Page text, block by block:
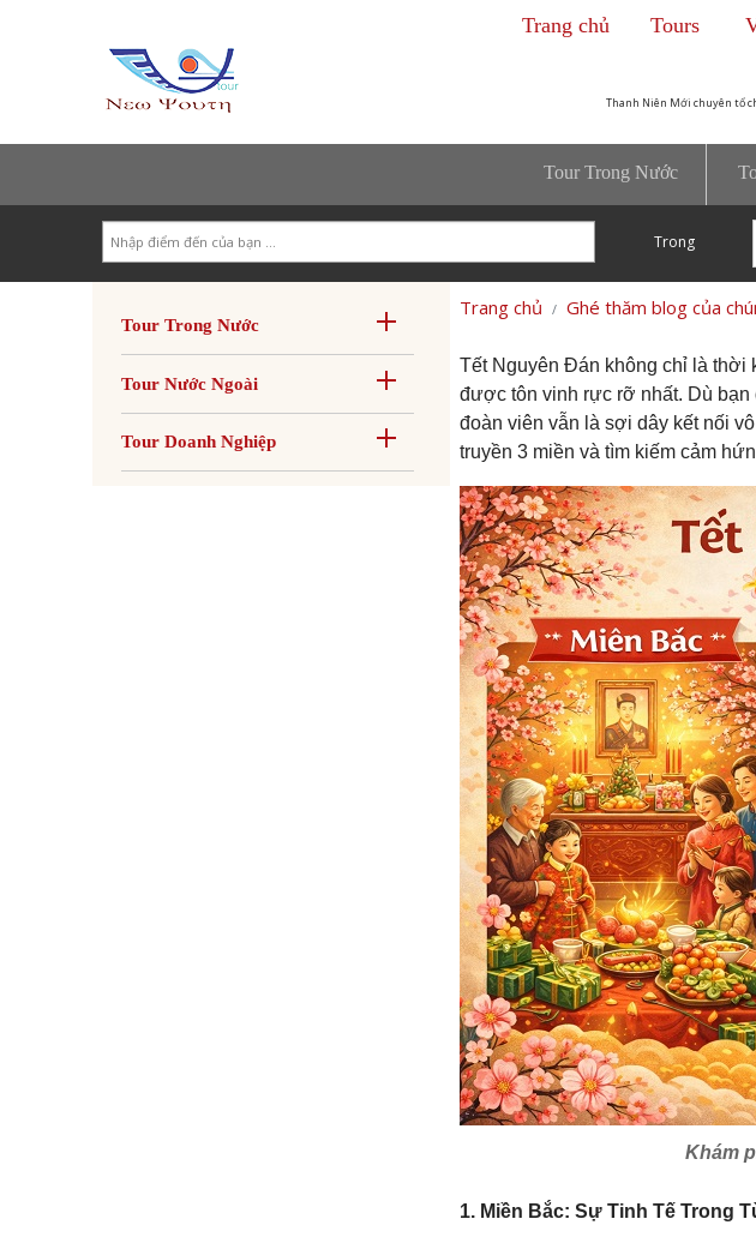
Thanh Niên Mới chuyên tổ
Trang chủ Tours
Tour Trong Nước
Search
Trong
Tour Trong Nước
Tour Nước Ngoài
Tour Doanh Nghiệp
Trang chủ Ghé thăm blog của
Tết Nguyên Đán không chỉ là thời
được tôn vinh rực rỡ nhất. Dù bạn
đoàn viên vẫn là sợi dây kết nối
truyền 3 miền và tìm kiếm cảm
Khám
1. Miền Bắc: Sự Tinh Tế Trong